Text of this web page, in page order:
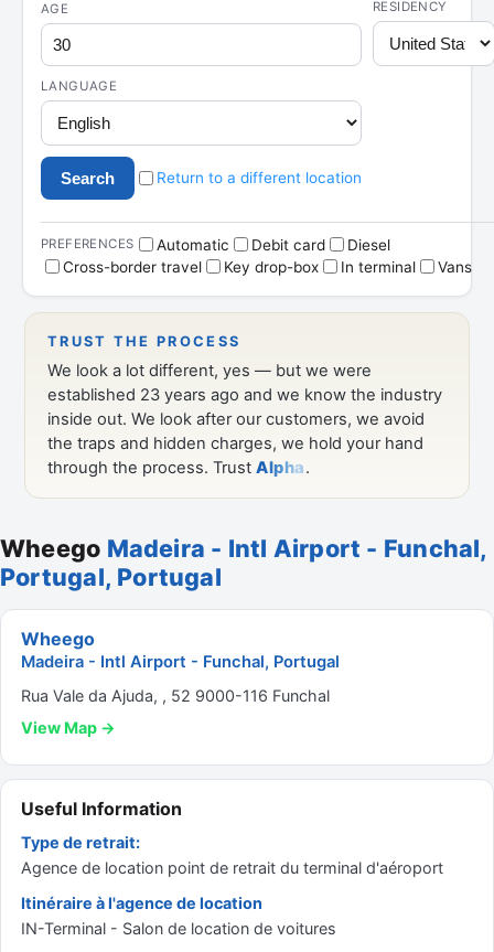
Wheego Madeira - Intl Airport - Funchal,
Portugal, Portugal
Wheego
Madeira - Intl Airport - Funchal, Portugal
Rua Vale da Ajuda, , 52 9000-116 Funchal
View Map →
Useful Information
Type de retrait:
Agence de location point de retrait du terminal d'aéroport
Itinéraire à l'agence de location
IN-Terminal - Salon de location de voitures